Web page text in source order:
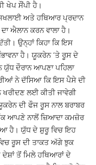
ਖੇਪ ਸੌਂਪੀ ਹੈ।
ਅਤੇ ਹਥਿਆਰ ਪ੍ਰਦਾਨ
ਐਲਾਨ ਕਰਨ ਵਾਲਾ ਹੈ।
ਉਨ੍ਹਾਂ ਕਿਹਾ ਕਿ ਇਸ
ਹੈ। ਯੂਕਰੇਨ ‘ਤੇ ਰੂਸ ਦੇ
ਦੌਰਾਨ ਆਪਣਾ ਪਹਿਲਾ
ਨੇ ਦੱਸਿਆ ਕਿ ਇਸ ਪੈਸੇ ਦੀ
ਲਈ ਕੀਤੀ ਜਾਵੇਗੀ
ਦੀ ਫੌਜ ਰੂਸ ਨਾਲ ਬਰਾਬਰ
ਆਪਣੇ ਨਾਲੋਂ ਜ਼ਿਆਦਾ ਕਮਜ਼ੋਰ
ਹੈ। ਯੁੱਧ ਦੇ ਸ਼ੁਰੂ ਵਿਚ ਇਹ
ਰੂਸ ਦੀ ਤਾਕਤ ਅੱਗੇ ਝੁਕ
ਤੋਂ ਮਿਲੇ ਹਥਿਆਰਾਂ ਦੇ